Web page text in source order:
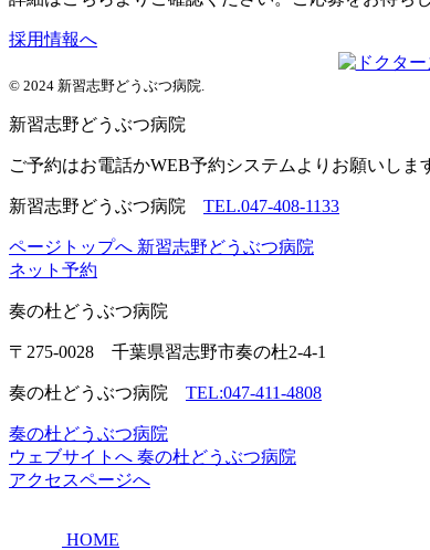
採用情報へ
© 2024 新習志野どうぶつ病院.
新習志野どうぶつ病院
ご予約はお電話かWEB予約システムよりお願いしま
新習志野どうぶつ病院 TEL.047-408-1133
ページトップへ 新習志野どうぶつ病院
ネット予約
奏の杜どうぶつ病院
〒275-0028 千葉県習志野市奏の杜2-4-1
奏の杜どうぶつ病院 TEL:047-411-4808
奏の杜どうぶつ病院
ウェブサイトへ 奏の杜どうぶつ病院
アクセスページへ
HOME